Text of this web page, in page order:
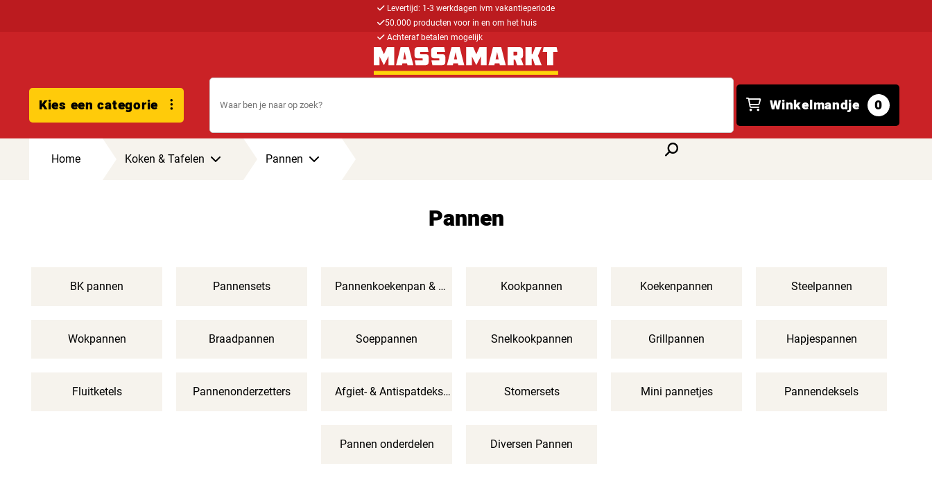
Levertijd: 1-3 werkdagen ivm vakantieperiode
50.000 producten voor in en om het huis
Achteraf betalen mogelijk
Kies een categorie Winkelmandje 0
Home Koken & Tafelen Pannen
Pannen
BK pannen Pannensets Pannenkoekenpan & Poffertjespannen Kookpannen Koekenpannen Steelpannen
Wokpannen Braadpannen Soeppannen Snelkookpannen Grillpannen Hapjespannen
Fluitketels Pannenonderzetters Afgiet- & Antispatdeksels Stomersets Mini pannetjes Pannendeksels
Pannen onderdelen Diversen Pannen